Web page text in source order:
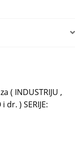
( INDUSTRIJU ,
dr. ) SERIJE: